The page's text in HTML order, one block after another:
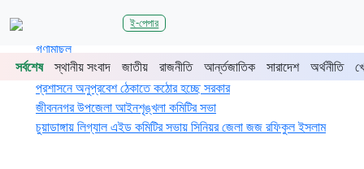
ই-পেপার
জুলাই গণঅভ্যুত্থানের দ্বিতীয় বর্ষপূর্তিতে চুয়াডাঙ্গা-মেহেরপুরে জামায়াতের
গণমিছিল
চুয়াডাঙ্গায় সওজের বাসভবন ও সড়কের ২৬টি গাছ প্রায় ৫ লাখে নিলামে বিক্রি
প্রশাসনে অনুপ্রবেশ ঠেকাতে কঠোর হচ্ছে সরকার
জীবননগর উপজেলা আইনশৃঙ্খলা কমিটির সভা
চুয়াডাঙ্গায় লিগ্যাল এইড কমিটির সভায় সিনিয়র জেলা জজ রফিকুল ইসলাম
সর্বশেষ স্থানীয় সংবাদ জাতীয় রাজনীতি আর্ন্তজাতিক সারাদেশ অর্থনীতি